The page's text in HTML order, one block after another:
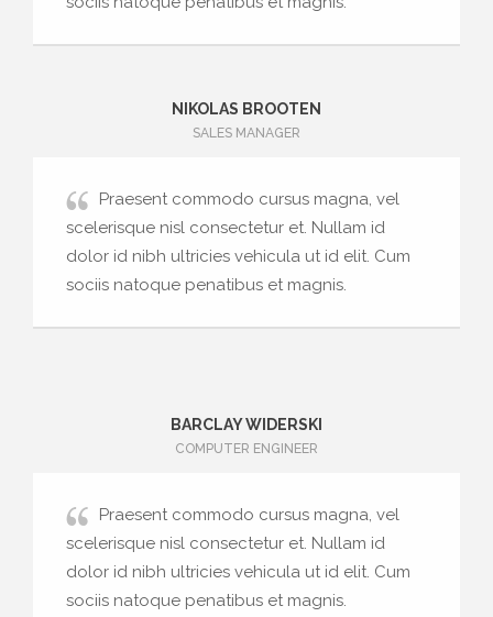
NIKOLAS BROOTEN
SALES MANAGER
Praesent commodo cursus magna, vel
scelerisque nisl consectetur et. Nullam id
dolor id nibh ultricies vehicula ut id elit. Cum
sociis natoque penatibus et magnis.
BARCLAY WIDERSKI
COMPUTER ENGINEER
Praesent commodo cursus magna, vel
scelerisque nisl consectetur et. Nullam id
dolor id nibh ultricies vehicula ut id elit. Cum
sociis natoque penatibus et magnis.